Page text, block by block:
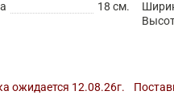
18 см.
ожидается 12.08.26г.